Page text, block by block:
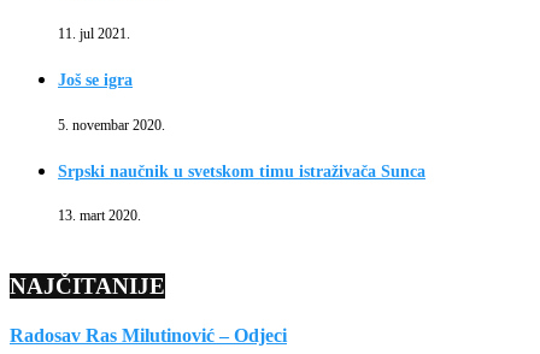
11. jul 2021.
Još se igra
5. novembar 2020.
Srpski naučnik u svetskom timu istraživača Sunca
13. mart 2020.
NAJČITANIJE
Radosav Ras Milutinović – Odjeci